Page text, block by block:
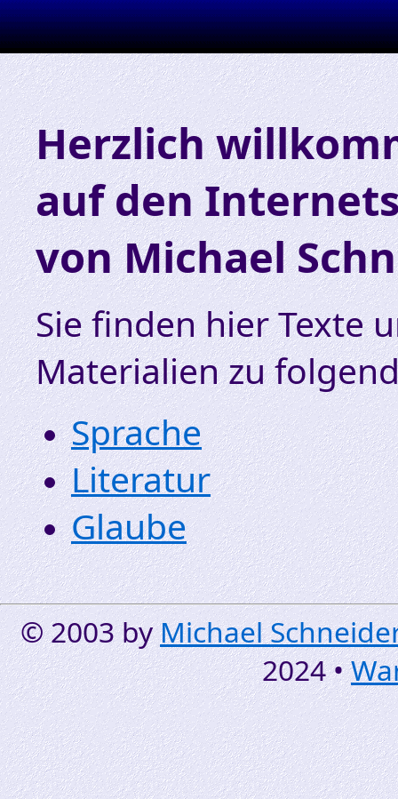
Herzlich
auf den
von Michael
Sie finden hier Texte
Materialien zu
Sprache
Literatur
Glaube
© 2003 byMichael
2024•